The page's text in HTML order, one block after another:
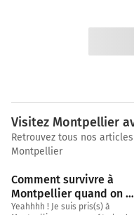
Visitez Montpellier
Retrouvez tous nos
Montpellier
Comment survivre à
Montpellier quand on
est étudiant ?
Yeahhhh ! Je suis pris(s) à